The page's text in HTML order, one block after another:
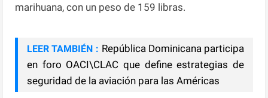
marihuana, con un peso de 159 libras.
LEER TAMBIÉN : República Dominicana participa
en foro OACI\CLAC que define estrategias de
seguridad de la aviación para las Américas